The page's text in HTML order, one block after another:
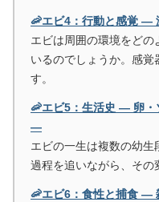
🦐エビ4：行動と感覚 ―
エビは周囲の環境をど
いるのでしょうか。感覚
す。
🦐エビ5：生活史 ― 卵・
―
エビの一生は複数の幼
過程を追いながら、その
🦐エビ6：食性と捕食 ―